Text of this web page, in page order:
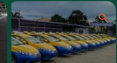
นื้อหาหลัก
วน 24 ชั่วโมง
นามบินและต่าง
ชั่วโมง
กแท็กซี่ เหมาแท็กซี่ จอง